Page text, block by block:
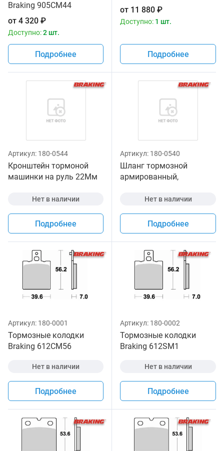
Braking 905CM44
от 4 320 ₽
Доступно:2 шт.
Подробнее
от 11 880 ₽
Доступно: 1 шт.
Подробнее
Артикул: 180-0544
Кронштейн тормоной
машинки на руль 22Мм
Нет в наличии
Подробнее
Артикул: 180-0540
Шланг тормозной
армированный,
Нет в наличии
Подробнее
Артикул: 180-0001
Тормозные колодки
Braking 612CM56
Нет в наличии
Подробнее
Артикул: 180-0002
Тормозные колодки
Braking 612SM1
Нет в наличии
Подробнее